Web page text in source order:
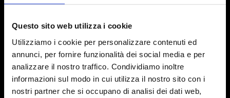
Questo sito web utilizza i cookie
Utilizziamo i cookie per personalizzare contenuti ed
annunci, per fornire funzionalità dei social media e per
analizzare il nostro traffico. Condividiamo inoltre
informazioni sul modo in cui utilizza il nostro sito con i
nostri partner che si occupano di analisi dei dati web,